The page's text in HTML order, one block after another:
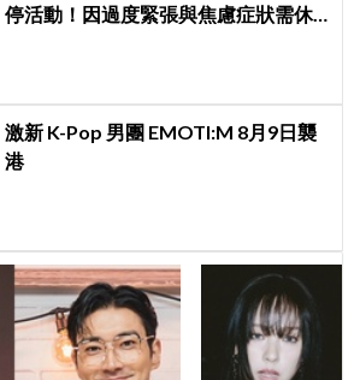
停活動！因過度緊張與焦慮症狀需休
激新 K-Pop 男團 EMOTI:M 8月9日襲
港